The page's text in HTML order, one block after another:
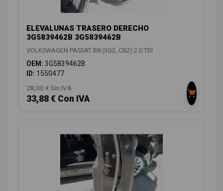
ELEVALUNAS TRASERO DERECHO
3G5839462B 3G5839462B
VOLKSWAGEN PASSAT B8 (3G2, CB2) 2.0 TDI
OEM: 3G5839462B
ID: 1550477
28,00 € Sin IVA
33,88 € Con IVA